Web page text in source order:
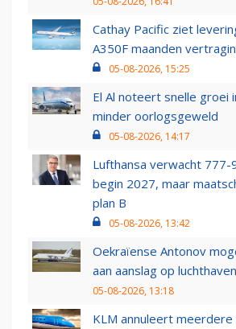
Cathay Pacific ziet
A350F maanden
05-08-2026, 15:25
El Al noteert snelle groei
minder oorlogsgeweld
05-08-2026, 14:17
Lufthansa verwacht 777-
begin 2027, maar
plan B
05-08-2026, 13:42
Oekraïense Antonov
aan aanslag op
05-08-2026, 13:18
KLM annuleert meerdere